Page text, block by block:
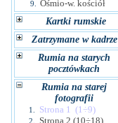
9.
Ośmio-w. kościół
Kartki rumskie
Zatrzymane w kadrze
Rumia na starych
pocztówkach
Rumia na starej
fotografii
1. Strona 1 (1÷9)
2. Strona 2 (10÷18)